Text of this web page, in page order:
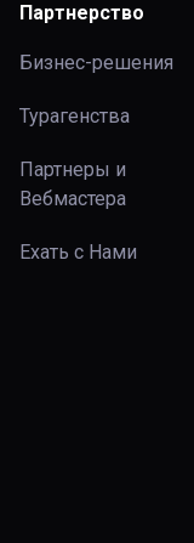
Партнерство
Бизнес-решения
Турагенства
Партнеры и
Вебмастера
Ехать с Нами